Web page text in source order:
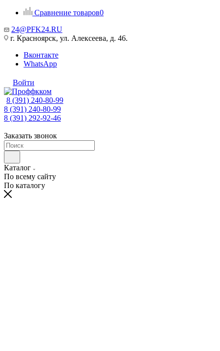
Сравнение товаров0
24@PFK24.RU
г. Красноярск, ул. Алексеева, д. 46.
Вконтакте
WhatsApp
Войти
8 (391) 240-80-99
8 (391) 240-80-99
8 (391) 292-92-46
Заказать звонок
Каталог
По всему сайту
По каталогу